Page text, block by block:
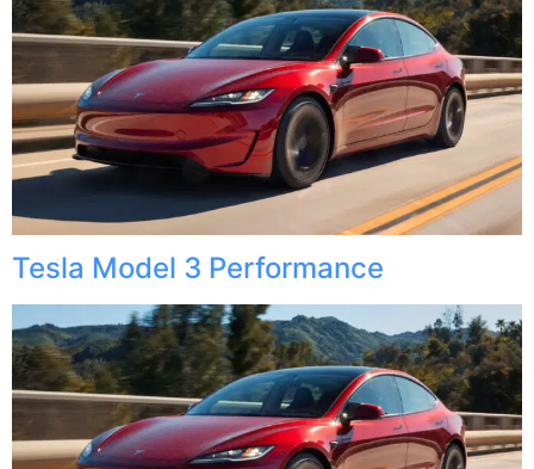
Tesla Model 3 Performance